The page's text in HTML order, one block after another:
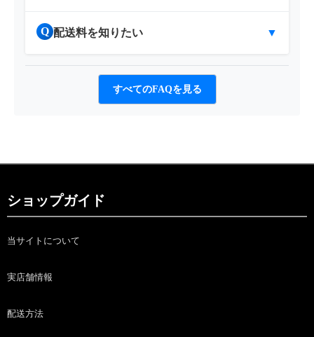
Q 配送料を知りたい ▼
すべてのFAQを見る
ショップガイド
当サイトについて
実店舗情報
配送方法